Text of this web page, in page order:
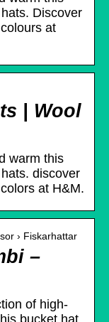
Discover
at
| Wool
warm this
discover
at H&M.
› Fiskarhattar
–
of high-